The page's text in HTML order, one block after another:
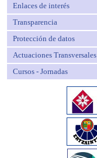
Enlaces de interés
Transparencia
Protección de datos
Actuaciones
Cursos - Jornadas